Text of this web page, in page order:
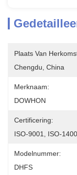
Plaats Van
Chengdu, China
Merknaam:
DOWHON
Certificering:
ISO-9001, ISO-
Modelnummer:
DHFS